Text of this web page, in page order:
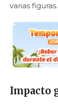
varias figuras.
Impacto